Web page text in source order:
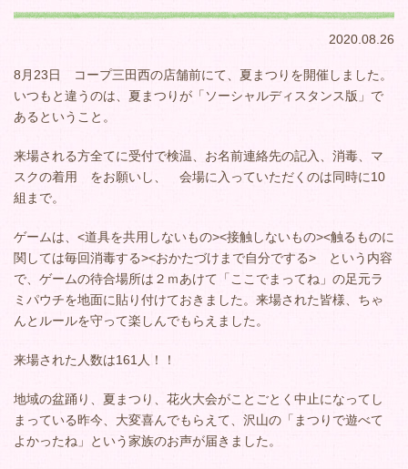
2020.08.26
8月23日 コープ三田西の店舗前にて、夏まつりを開催しました。
いつもと違うのは、夏まつりが「ソーシャルディスタンス版」で
あるということ。
来場される方全てに受付で検温、お名前連絡先の記入、消毒、マ
スクの着用 をお願いし、 会場に入っていただくのは同時に10
組まで。
ゲームは、<道具を共用しないもの><接触しないもの><触るものに
関しては毎回消毒する><おかたづけまで自分でする> という内容
で、ゲームの待合場所は２ｍあけて「ここでまってね」の足元ラ
ミパウチを地面に貼り付けておきました。来場された皆様、ちゃ
んとルールを守って楽しんでもらえました。
来場された人数は161人！！
地域の盆踊り、夏まつり、花火大会がことごとく中止になってし
まっている昨今、大変喜んでもらえて、沢山の「まつりで遊べて
よかったね」という家族のお声が届きました。